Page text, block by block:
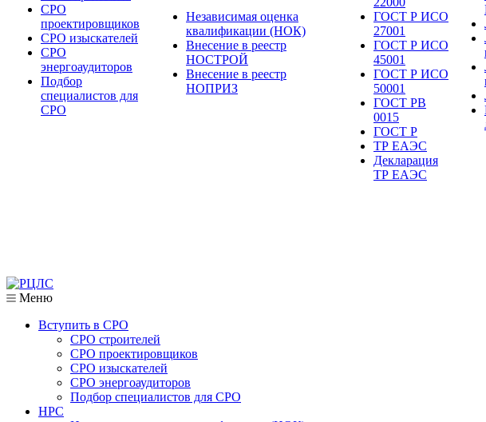
СРО
проектировщиков
СРО изыскателей
СРО
энергоаудиторов
Подбор
специалистов для
СРО
Независимая оценка
квалификации (НОК)
Внесение в реестр
НОСТРОЙ
Внесение в реестр
НОПРИЗ
ГОСТ Р ИСО
27001
ГОСТ Р ИСО
45001
ГОСТ Р ИСО
50001
ГОСТ РВ
0015
ГОСТ Р
ТР ЕАЭС
Декларация
ТР ЕАЭС
Меню
Вступить в СРО
СРО строителей
СРО проектировщиков
СРО изыскателей
СРО энергоаудиторов
Подбор специалистов для СРО
НРС